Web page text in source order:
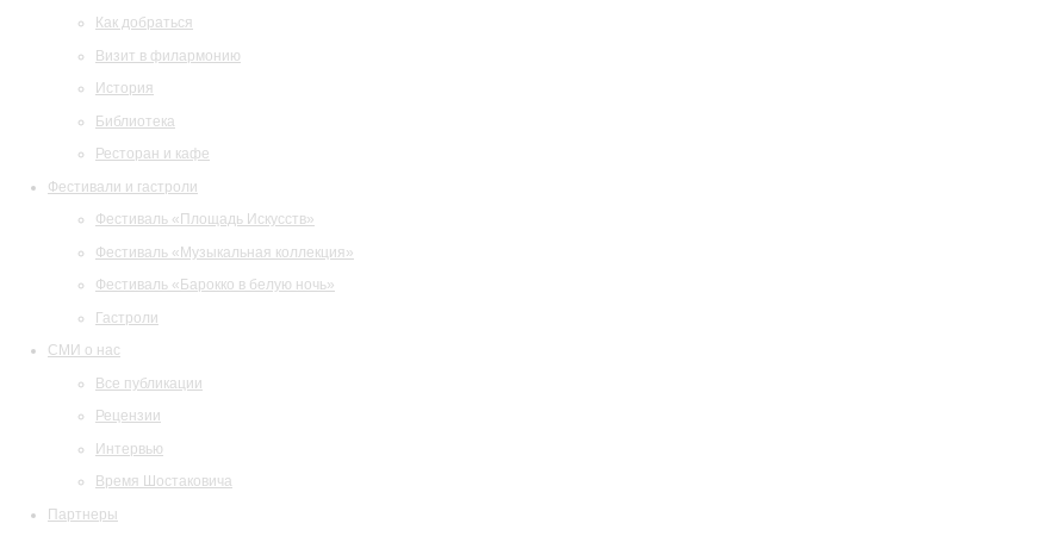
Как добраться
Визит в филармонию
История
Библиотека
Ресторан и кафе
Фестивали и гастроли
Фестиваль «Площадь Искусств»
Фестиваль «Музыкальная коллекция»
Фестиваль «Барокко в белую ночь»
Гастроли
СМИ о нас
Все публикации
Рецензии
Интервью
Время Шостаковича
Партнеры